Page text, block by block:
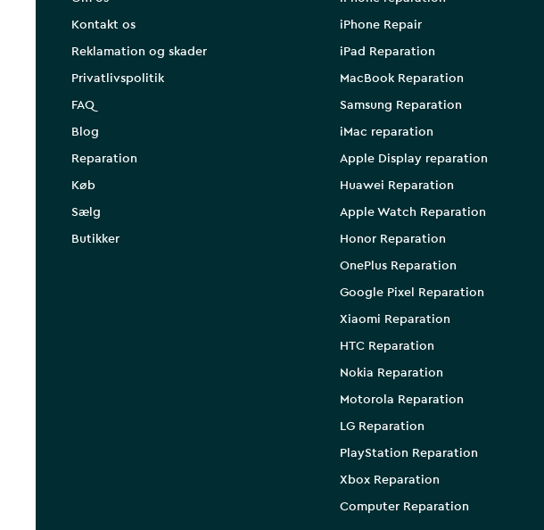
Kontakt os
Reklamation og skader
Privatlivspolitik
FAQ
Blog
Reparation
Køb
Sælg
Butikker
iPhone Repair
iPad Reparation
MacBook Reparation
Samsung Reparation
iMac reparation
Apple Display reparation
Huawei Reparation
Apple Watch Reparation
Honor Reparation
OnePlus Reparation
Google Pixel Reparation
Xiaomi Reparation
HTC Reparation
Nokia Reparation
Motorola Reparation
LG Reparation
PlayStation Reparation
Xbox Reparation
Computer Reparation